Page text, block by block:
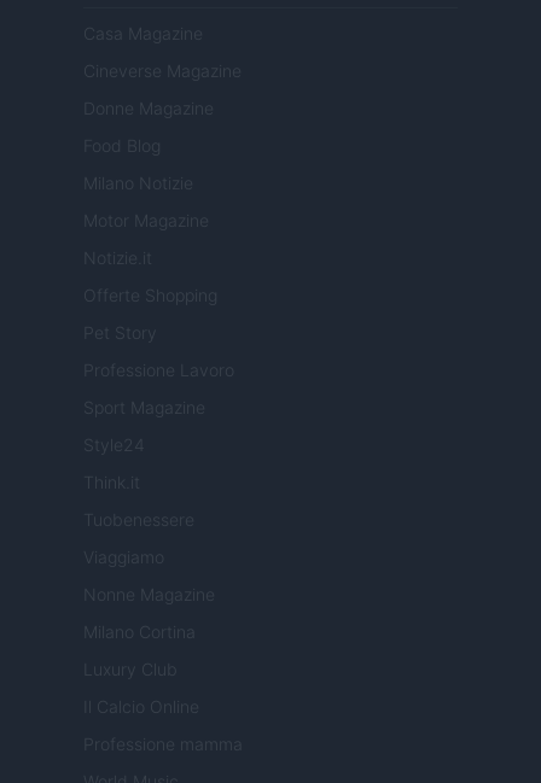
Casa Magazine
Cineverse Magazine
Donne Magazine
Food Blog
Milano Notizie
Motor Magazine
Notizie.it
Offerte Shopping
Professione Lavoro
Sport Magazine
Style24
Think.it
Tuobenessere
Viaggiamo
Nonne Magazine
Milano Cortina
Luxury Club
Il Calcio Online
Professione mamma